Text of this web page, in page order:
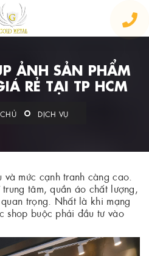
ẢNH SẢN PHẨM
RẺ TẠI TP HCM
DỊCH VỤ
mức cạnh tranh càng cao.
tâm, quần áo chất lượng,
trọng. Nhất là khi mạng
shop buộc phải đầu tư vào